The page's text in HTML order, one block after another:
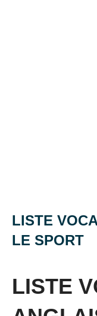
LISTE
LE SPORT
30
LISTE